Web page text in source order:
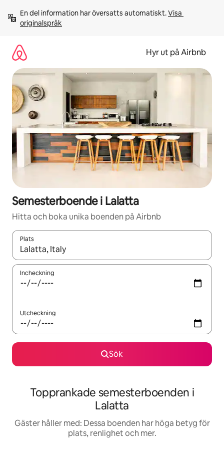
innehåll
En del information har översatts automatiskt. Visa
originalspråk
Hyr ut på Airbnb
Semesterboende i Lalatta
Hitta och boka unika boenden på Airbnb
Plats
När resultaten är tillgängliga kan du navigera med upp- och
Incheckning
Utcheckning
Sök
Topprankade semesterboenden i
Lalatta
Gäster håller med: Dessa boenden har höga betyg för
plats, renlighet och mer.